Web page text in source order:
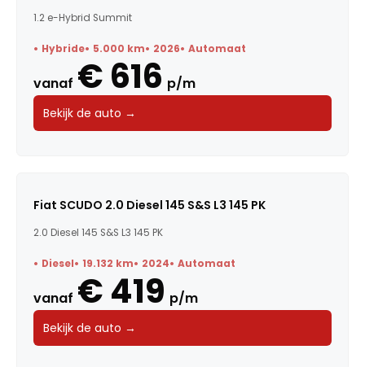
Kleur
Voertuigsoort
Energielabel
1.2 e-Hybrid Summit
Hybride 5.000 km 2026 Automaat
vanaf € 616 p/m
Bekijk de auto →
Fiat SCUDO 2.0 Diesel 145 S&S L3 145 PK
2.0 Diesel 145 S&S L3 145 PK
Diesel 19.132 km 2024 Automaat
vanaf € 419 p/m
Bekijk de auto →